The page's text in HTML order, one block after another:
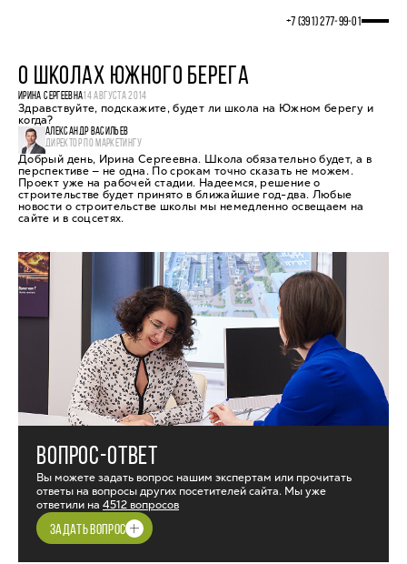
+7 (391) 277‒99‒01
О ШКОЛАХ ЮЖНОГО БЕРЕГА
ИРИНА СЕРГЕЕВНА14 АВГУСТА 2014
Здравствуйте, подскажите, будет ли школа на Южном берегу и
когда?
АЛЕКСАНДР ВАСИЛЬЕВ
ДИРЕКТОР ПО МАРКЕТИНГУ
Добрый день, Ирина Сергеевна. Школа обязательно будет, а в
перспективе — не одна. По срокам точно сказать не можем.
Проект уже на рабочей стадии. Надеемся, решение о
строительстве будет принято в ближайшие год-два. Любые
новости о строительстве школы мы немедленно освещаем на
сайте и в соцсетях.
ВОПРОС-ОТВЕТ
Вы можете задать вопрос нашим экспертам или прочитать
ответы на вопросы других посетителей сайта. Мы уже
ответили на 4512 вопросов
ЗАДАТЬ ВОПРОС